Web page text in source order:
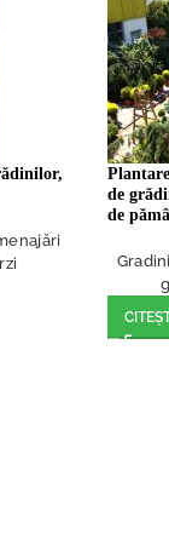
de
de